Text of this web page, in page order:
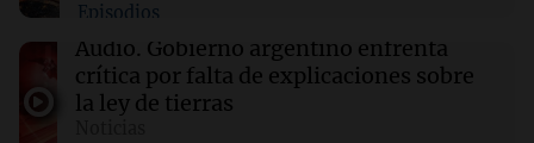
El Coro Nacional de Niños se presentó en vivo
con Nelson Castro tras su disolución por
decreto
Episodios
Audio. Gobierno argentino enfrenta
crítica por falta de explicaciones sobre
la ley de tierras